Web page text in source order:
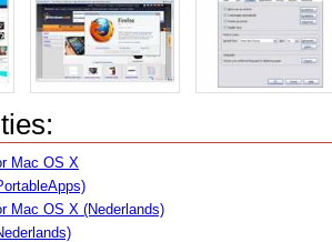
Mac OS X
Mac OS X (Nederlands)